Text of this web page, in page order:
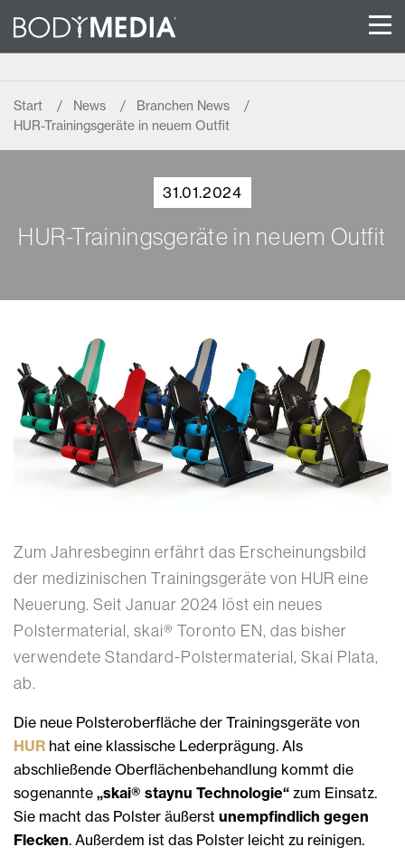
Start News
Branchen News
HUR-Trainingsgeräte in neuem Outfit
31.01.2024
HUR-Trainingsgeräte in neuem Outfit
Zum Jahresbeginn erfährt das Erscheinungsbild
der medizinischen Trainingsgeräte von HUR eine
Neuerung. Seit Januar 2024 löst ein neues
Polstermaterial, skai® Toronto EN, das bisher
verwendete Standard-Polstermaterial, Skai Plata,
ab.
Die neue Polsteroberfläche der Trainingsgeräte von
HUR hat eine klassische Lederprägung. Als
abschließende Oberflächenbehandlung kommt die
sogenannte „skai® staynu Technologie“ zum Einsatz.
Sie macht das Polster äußerst unempfindlich gegen
Flecken. Außerdem ist das Polster leicht zu reinigen.